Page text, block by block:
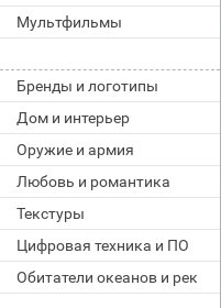
Мультфильмы
Бренды и логотипы
Дом и интерьер
Оружие и армия
Любовь и романтика
Текстуры
Цифровая техника и ПО
Обитатели океанов и рек